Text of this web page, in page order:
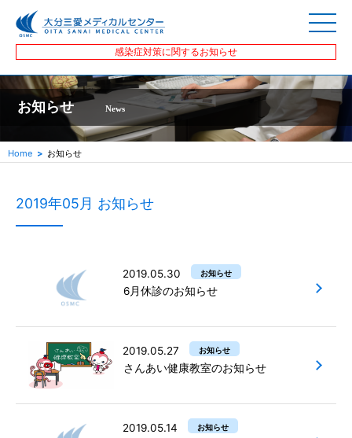
感染症対策に関するお知らせ
お知らせ News
Home お知らせ
2019年05月 お知らせ
2019.05.30 お知らせ
6月休診のお知らせ
2019.05.27 お知らせ
さんあい健康教室のお知らせ
2019.05.14 お知らせ